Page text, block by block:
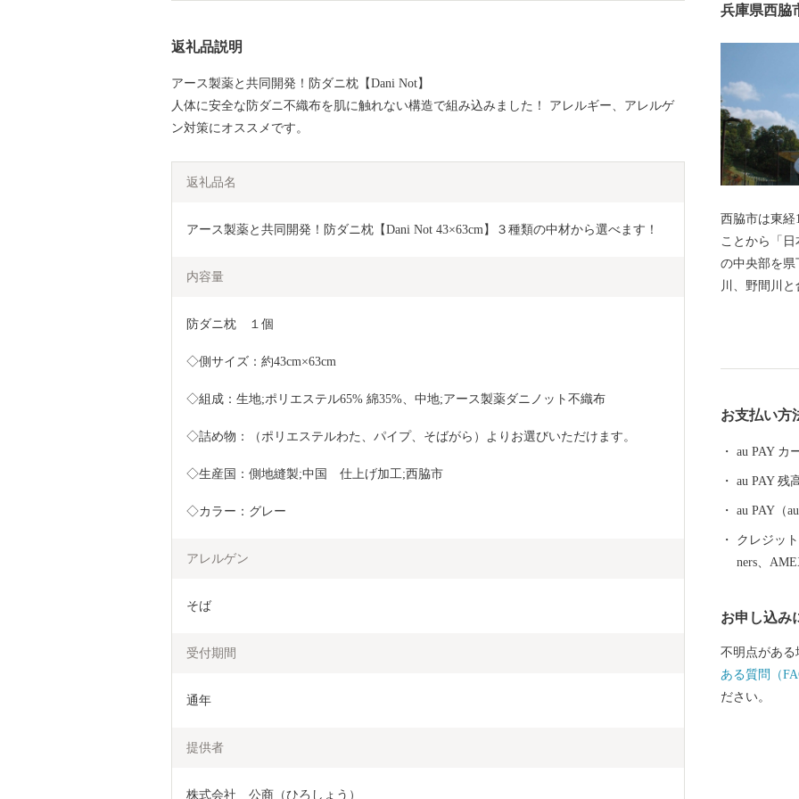
返礼品説明
アース製薬と共同開発！防ダニ枕【Dani Not】
人体に安全な防ダニ不織布を肌に触れない構造で組み込みました！ アレルギー、アレルゲ
ン対策にオススメです。
返礼品名
アース製薬と共同開発！防ダニ枕【Dani Not 43×63cm】３種類の中材から選べます！
内容量
防ダニ枕　１個
◇側サイズ：約43cm×63cm
◇組成：生地;ポリエステル65% 綿35%、中地;アース製薬ダニノット不織布
◇詰め物：（ポリエステルわた、パイプ、そばがら）よりお選びいただけます。
◇生産国：側地縫製;中国　仕上げ加工;西脇市
◇カラー：グレー
アレルゲン
そば
受付期間
通年
提供者
株式会社　公商（ひろしょう）
兵庫県西脇
西脇市は東経
ことから「
の中央部を
川、野間川
興にも力を
す。
お支払い方
au PAY カ
au PAY 残
au PAY（
クレジッ
ners、
お申し込み
不明点があ
ある質問（
ださい。